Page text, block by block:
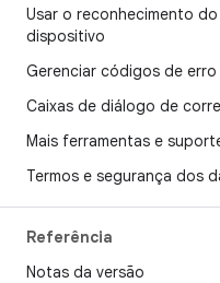
Usar o reconhecimento do
dispositivo
Gerenciar códigos de erro
Caixas de diálogo de
Mais ferramentas e
Termos e segurança dos
Referência
Notas da versão